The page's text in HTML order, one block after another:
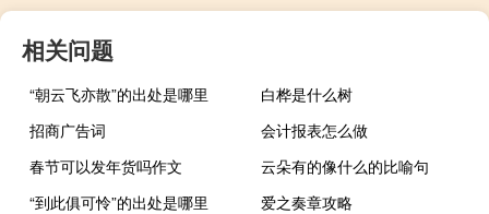
相关问题
“朝云飞亦散”的出处是哪里
白桦是什么树
招商广告词
会计报表怎么做
春节可以发年货吗作文
云朵有的像什么的比喻句
“到此俱可怜”的出处是哪里
爱之奏章攻略